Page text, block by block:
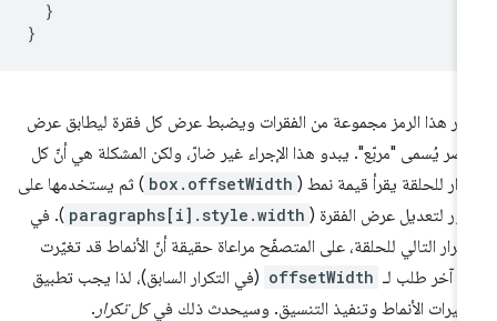
هذا الرمز مجموعة من الفقرات ويضبط عرض كل فقرة ليطابق عرض
يُسمى "مربّع". يبدو هذا الإجراء غير ضارّ، ولكن المشكلة هي أنّ كل
للحلقة يقرأ قيمة نمط ( box.offsetWidth ) ثم يستخدمها على
لتعديل عرض الفقرة ( paragraphs[i].style.width ). في
التالي للحلقة، على المتصفّح مراعاة حقيقة أنّ الأنماط قد تغيّرت
آخر طلب لـ offsetWidth (في التكرار السابق)، لذا يجب تطبيق
الأنماط وتنفيذ التنسيق. وسيحدث ذلك في كل تكرار.